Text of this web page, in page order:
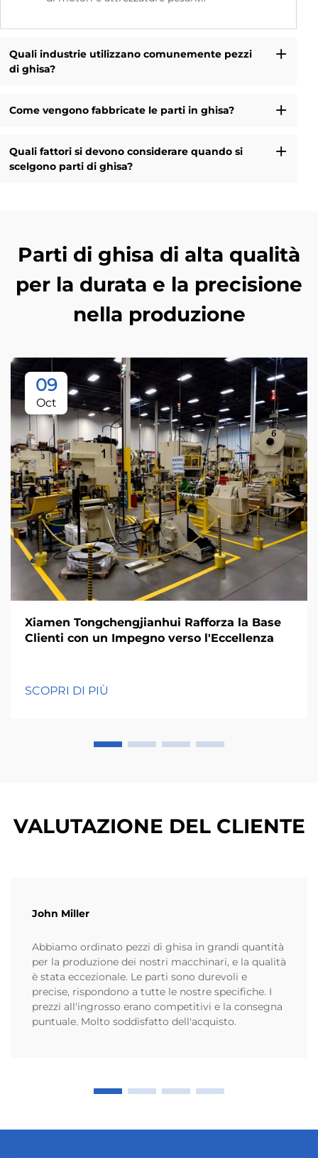
Quali industrie utilizzano comunemente pezzi
di ghisa?
Come vengono fabbricate le parti in ghisa?
Quali fattori si devono considerare quando si
scelgono parti di ghisa?
Parti di ghisa di alta qualità
per la durata e la precisione
nella produzione
09
Oct
Xiamen Tongchengjianhui Rafforza la Base
Clienti con un Impegno verso l'Eccellenza
SCOPRI DI PIÙ
VALUTAZIONE DEL CLIENTE
John Miller
Abbiamo ordinato pezzi di ghisa in grandi quantità
per la produzione dei nostri macchinari, e la qualità
è stata eccezionale. Le parti sono durevoli e
precise, rispondono a tutte le nostre specifiche. I
prezzi all'ingrosso erano competitivi e la consegna
puntuale. Molto soddisfatto dell'acquisto.